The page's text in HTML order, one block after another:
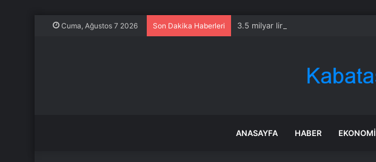
Cuma, Ağustos 7 2026 Son Dakika Haberleri 3.5 milyar liralık konak seferberliği
ANASAYFA HABER EKONOMI